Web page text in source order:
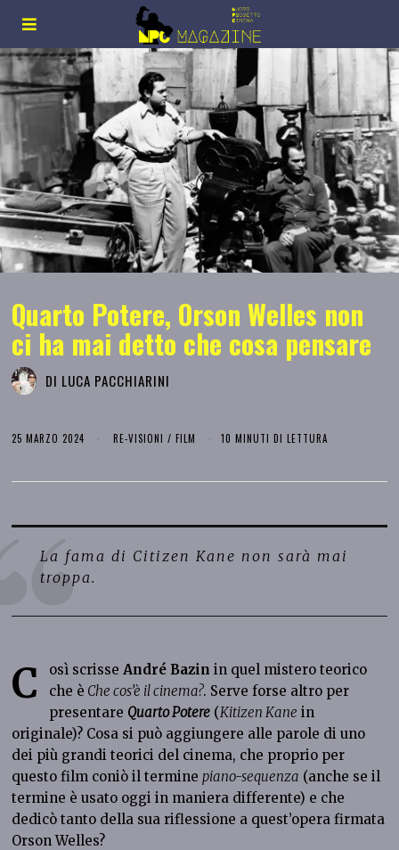
Quarto Potere, Orson Welles non
ci ha mai detto che cosa pensare
DI LUCA PACCHIARINI
25 MARZO 2024 RE-VISIONI / FILM 10 MINUTI DI LETTURA
La fama di Citizen Kane non sarà mai
troppa.
C osì scrisse André Bazin in quel mistero teorico
che è Che cos’è il cinema?. Serve forse altro per
presentare Quarto Potere (Kitizen Kane in
originale)? Cosa si può aggiungere alle parole di uno
dei più grandi teorici del cinema, che proprio per
questo film coniò il termine piano-sequenza (anche se il
termine è usato oggi in maniera differente) e che
dedicò tanto della sua riflessione a quest’opera firmata
Orson Welles?